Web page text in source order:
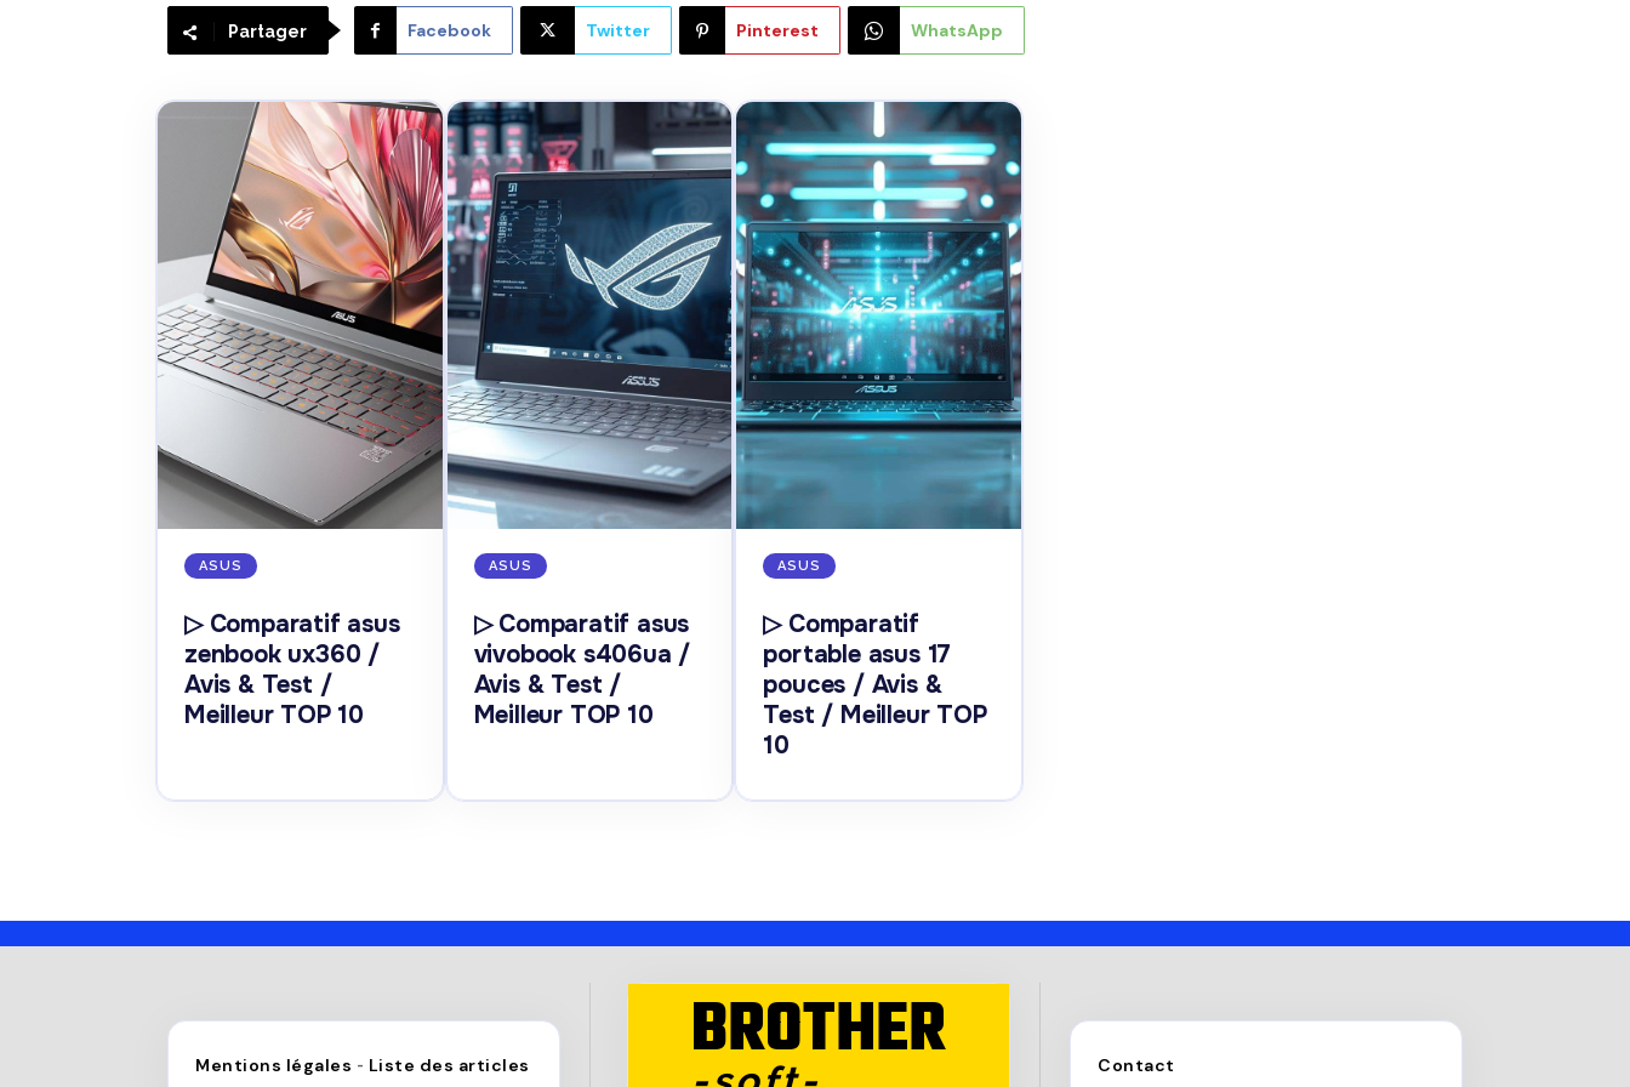
Partager Facebook Twitter Pinterest WhatsApp
ASUS
▷ Comparatif asus
zenbook ux360 /
Avis & Test /
Meilleur TOP 10
ASUS
▷ Comparatif asus
vivobook s406ua /
Avis & Test /
Meilleur TOP 10
ASUS
▷ Comparatif
portable asus 17
pouces / Avis &
Test / Meilleur TOP
10
Mentions légales - Liste des articles BROTHER Contact